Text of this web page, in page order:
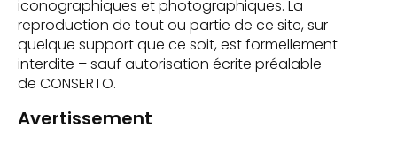
iconographiques et photographiques. La
reproduction de tout ou partie de ce site, sur
quelque support que ce soit, est formellement
interdite – sauf autorisation écrite préalable
de CONSERTO.
Avertissement